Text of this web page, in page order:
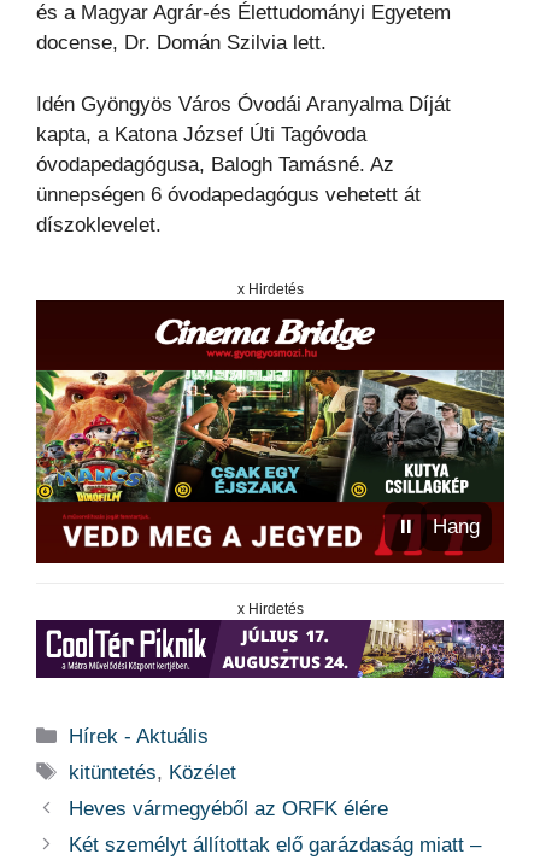
és a Magyar Agrár-és Élettudományi Egyetem
docense, Dr. Domán Szilvia lett.
Idén Gyöngyös Város Óvodái Aranyalma Díját
kapta, a Katona József Úti Tagóvoda
óvodapedagógusa, Balogh Tamásné. Az
ünnepségen 6 óvodapedagógus vehetett át
díszoklevelet.
x Hirdetés
⏸ Hang
x Hirdetés
Kategória
Hírek - Aktuális
Címkék
kitüntetés, Közélet
Heves vármegyéből az ORFK élére
Két személyt állítottak elő garázdaság miatt –